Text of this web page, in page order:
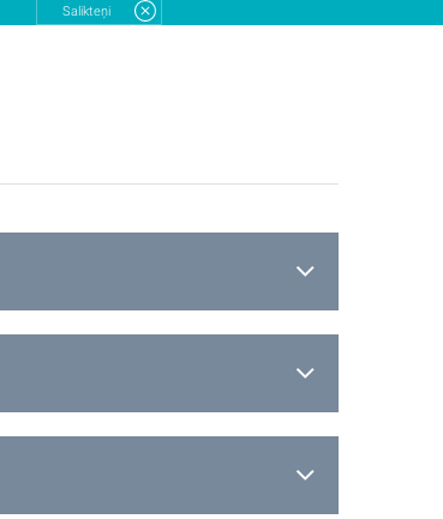
Salikteņi